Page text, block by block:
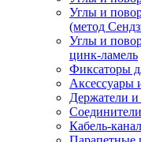
Углы и
(метод
Углы и
цинк-ламель
Фиксаторы
Аксессуары
Держатели и
Кабель-